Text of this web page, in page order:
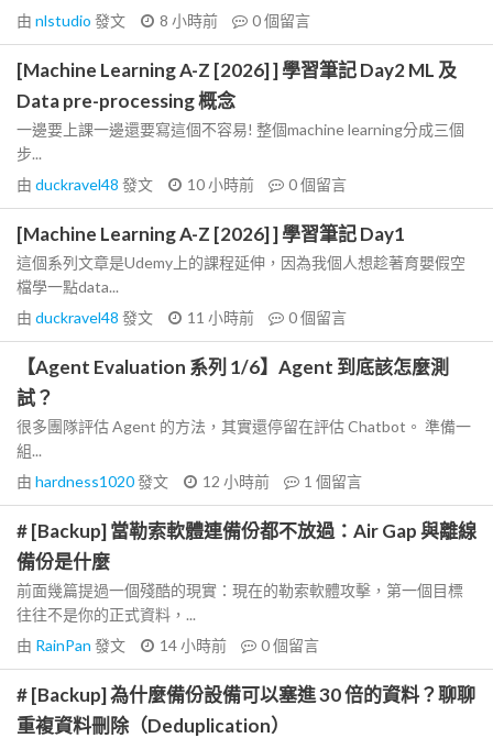
由 nlstudio 發文 8 小時前 0個留言
[Machine Learning A-Z [2026] ] 學習筆記 Day2 ML 及
Data pre-processing 概念
一邊要上課一邊還要寫這個不容易! 整個machine learning分成三個
步...
由 duckravel48 發文 10 小時前 0個留言
[Machine Learning A-Z [2026] ] 學習筆記 Day1
這個系列文章是Udemy上的課程延伸，因為我個人想趁著育嬰假空
檔學一點data...
由 duckravel48 發文 11 小時前 0個留言
【Agent Evaluation 系列 1/6】Agent 到底該怎麼測
試？
很多團隊評估 Agent 的方法，其實還停留在評估 Chatbot。 準備一
組...
由 hardness1020發文 12 小時前 1 個留言
# [Backup] 當勒索軟體連備份都不放過：Air Gap 與離線
備份是什麼
前面幾篇提過一個殘酷的現實：現在的勒索軟體攻擊，第一個目標
往往不是你的正式資料，...
由 RainPan 發文 14 小時前 0個留言
# [Backup] 為什麼備份設備可以塞進 30 倍的資料？聊聊
重複資料刪除（Deduplication）